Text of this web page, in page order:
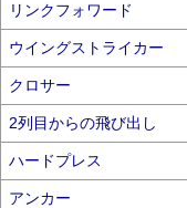
リンクフォワード
ウイングストライカー
クロサー
2列目からの飛び出し
ハードプレス
アンカー